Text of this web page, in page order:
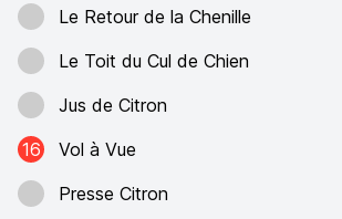
Le Retour de la Chenille
Le Toit du Cul de Chien
Jus de Citron
16
Vol à Vue
Presse Citron